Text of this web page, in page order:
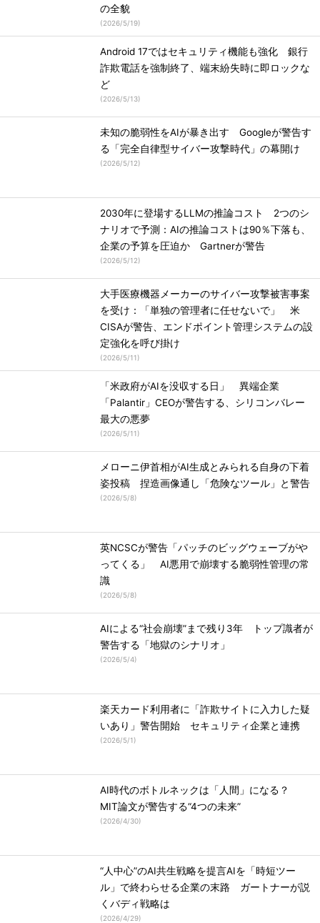
の全貌
(2026/5/19)
Android 17ではセキュリティ機能も強化 銀行
詐欺電話を強制終了、端末紛失時に即ロックな
ど
(2026/5/13)
未知の脆弱性をAIが暴き出す Googleが警告す
る「完全自律型サイバー攻撃時代」の幕開け
(2026/5/12)
2030年に登場するLLMの推論コスト 2つのシ
ナリオで予測：AIの推論コストは90％下落も、
企業の予算を圧迫か Gartnerが警告
(2026/5/12)
大手医療機器メーカーのサイバー攻撃被害事案
を受け：「単独の管理者に任せないで」 米
CISAが警告、エンドポイント管理システムの設
定強化を呼び掛け
(2026/5/11)
「米政府がAIを没収する日」 異端企業
「Palantir」CEOが警告する、シリコンバレー
最大の悪夢
(2026/5/11)
メローニ伊首相がAI生成とみられる自身の下着
姿投稿 捏造画像通し「危険なツール」と警告
(2026/5/8)
英NCSCが警告「パッチのビッグウェーブがや
ってくる」 AI悪用で崩壊する脆弱性管理の常
識
(2026/5/8)
AIによる“社会崩壊”まで残り3年 トップ識者が
警告する「地獄のシナリオ」
(2026/5/4)
楽天カード利用者に「詐欺サイトに入力した疑
いあり」警告開始 セキュリティ企業と連携
(2026/5/1)
AI時代のボトルネックは「人間」になる？
MIT論文が警告する“4つの未来”
(2026/4/30)
“人中心”のAI共生戦略を提言AIを「時短ツー
ル」で終わらせる企業の末路 ガートナーが説
くバディ戦略は
(2026/4/29)